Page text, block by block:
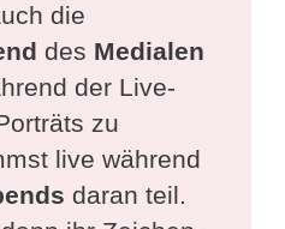
die
des Medialen
der Live-
zu
live während
daran teil.